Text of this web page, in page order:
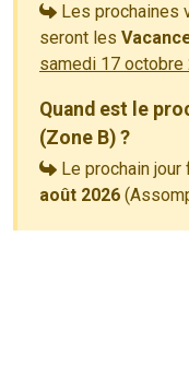
Les prochaines
seront les
samedi 17 octobre
Quand est le
(Zone B) ?
Le prochain
août 2026